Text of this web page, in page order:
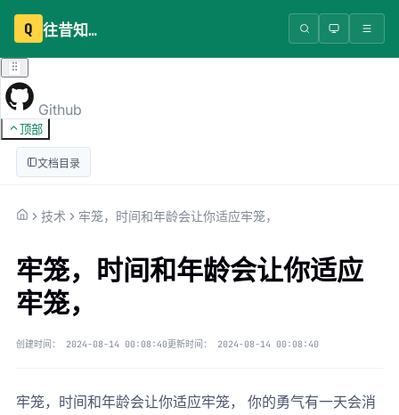
Q 往昔知识库
Github
顶部
文档目录
技术 牢笼，时间和年龄会让你适应牢笼，
牢笼，时间和年龄会让你适应
牢笼，
创建时间： 2024-08-14 00:08:40更新时间： 2024-08-14 00:08:40
牢笼，时间和年龄会让你适应牢笼， 你的勇气有一天会消